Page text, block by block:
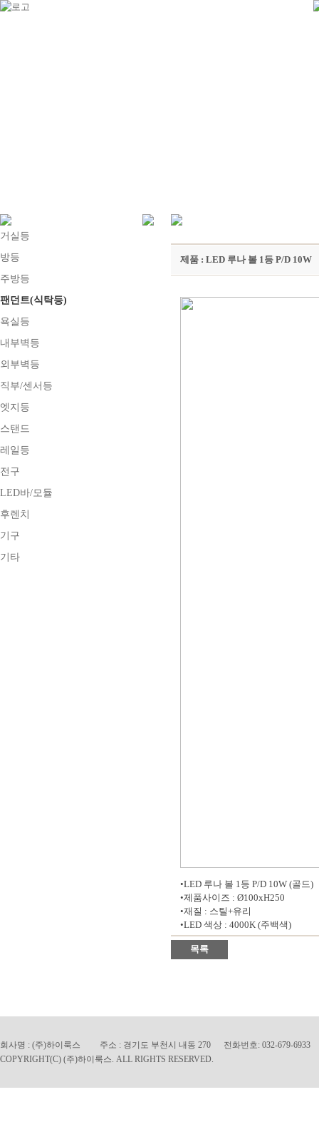
거실등
방등
주방등
팬던트(식탁등)
욕실등
내부벽등
외부벽등
직부/센서등
엣지등
스탠드
레일등
전구
LED바/모듈
후렌치
기구
기타
제품 : LED 루나 볼 1등 P/D 10W
•LED 루나 볼 1등 P/D 10W (골드)
•제품사이즈 : Ø100xH250
•재질 : 스틸+유리
•LED 색상 : 4000K (주백색)
목록
회사명 : (주)하이룩스 주소 : 경기도 부천시 내동 270 전화번호: 032-679-6933
COPYRIGHT(C) (주)하이룩스. ALL RIGHTS RESERVED.